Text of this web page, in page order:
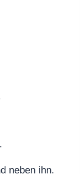
neben ihn.